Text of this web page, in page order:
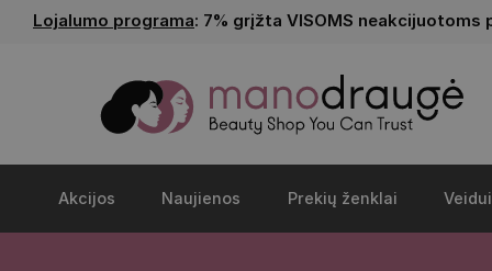
Lojalumo programa: 7% grįžta VISOMS neakcijuotoms
Akcijos Naujienos Prekių ženklai